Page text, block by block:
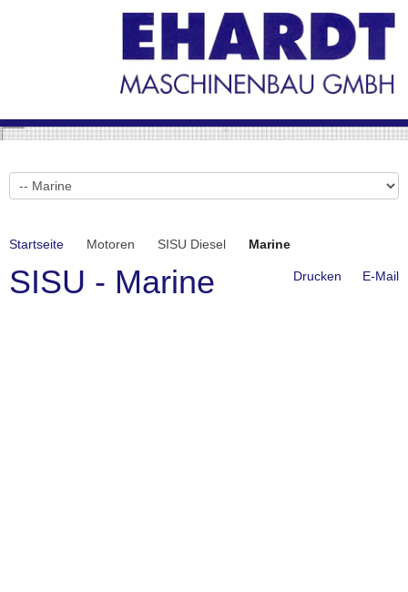
Startseite Motoren SISU Diesel Marine
E-Mail
Drucken
SISU - Marine